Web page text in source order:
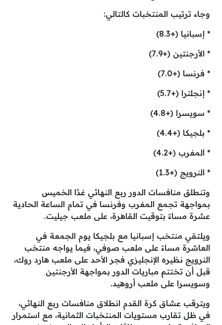
وجاء ترتيب المنتخبات كالتالي:
* إسبانيا (+8.3)
* الأرجنتين (+7.9)
* فرنسا (+7.0)
* إنجلترا (+5.7)
* سويسرا (+4.8)
* بلجيكا (+4.4)
* المغرب (+4.2)
* النرويج (+1.3)
وتنطلق منافسات الدور ربع النهائي غدًا الخميس
بمواجهة تجمع المغرب وفرنسا في تمام الساعة الحادية
عشرة مساءً بتوقيت القاهرة، على ملعب جيليت.
ويلتقي منتخب إسبانيا مع بلجيكا يوم الجمعة في
العاشرة مساءً على ملعب صوفي، فيما يواجه منتخب
النرويج نظيره الإنجليزي فجر الأحد على ملعب هارد روك،
قبل أن تختتم مباريات الدور بمواجهة الأرجنتين
وسويسرا على ملعب أروهيد.
ويترقب عشاق كرة القدم انطلاق منافسات ربع النهائي،
في ظل تقارب مستويات المنتخبات الثمانية، مع استمرار